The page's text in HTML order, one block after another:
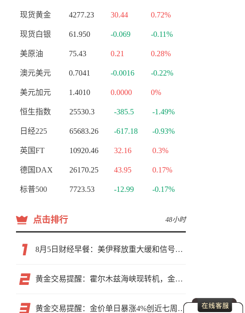
现货黄金 4277.23 30.44 0.72%
现货白银 61.950 -0.069 -0.11%
美原油 75.43 0.21 0.28%
澳元美元 0.7041 -0.0016 -0.22%
美元加元 1.4010 0.0000 0%
恒生指数 25530.3 -385.5 -1.49%
日经225 65683.26 -617.18 -0.93%
英国FT 10920.46 32.16 0.3%
德国DAX 26170.25 43.95 0.17%
标普500 7723.53 -12.99 -0.17%
点击排行 48小时
8月5日财经早餐：美伊释放重大缓和信号，现货黄金高位持稳，美油重挫超6%
黄金交易提醒：霍尔木兹海峡现转机，金价小幅反弹，能否借就业数据再上新台阶？
黄金交易提醒：金价单日暴涨4%创近七周新高，加息预期降温叠加霍尔木兹“暂停信号”，牛市重启了？